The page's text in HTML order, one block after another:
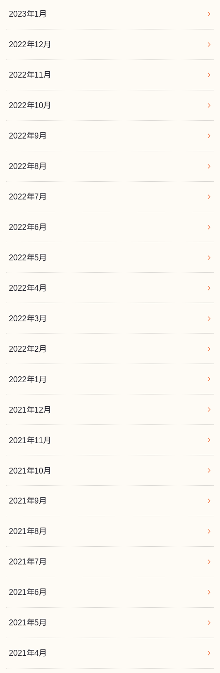
2023年1月
2022年12月
2022年11月
2022年10月
2022年9月
2022年8月
2022年7月
2022年6月
2022年5月
2022年4月
2022年3月
2022年2月
2022年1月
2021年12月
2021年11月
2021年10月
2021年9月
2021年8月
2021年7月
2021年6月
2021年5月
2021年4月